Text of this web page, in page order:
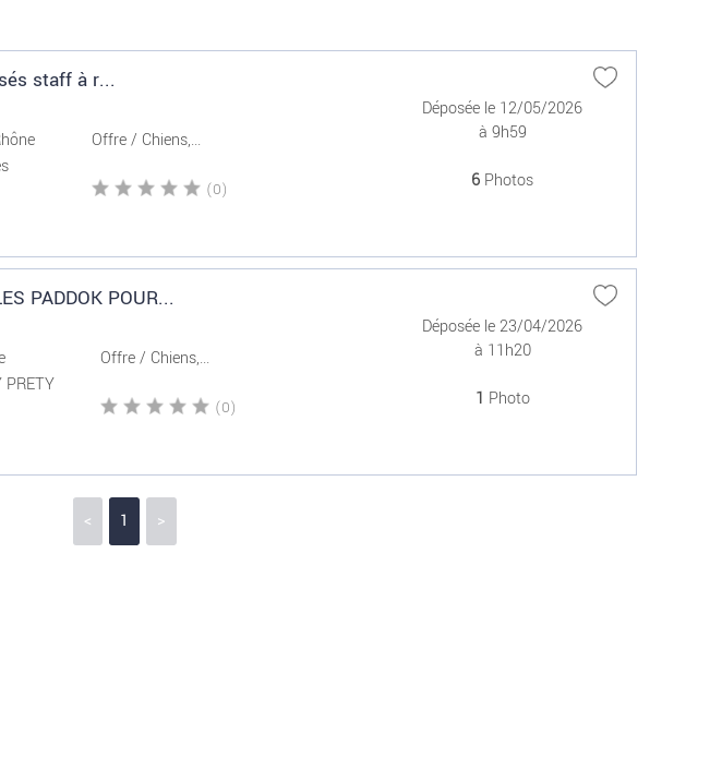
staff à r...
Offre / Chiens,...
(0)
Déposée le 12/05/2026
à 9h59
6 Photos
PADDOK POUR...
PRETY
Offre / Chiens,...
(0)
Déposée le 23/04/2026
à 11h20
1 Photo
< 1 >